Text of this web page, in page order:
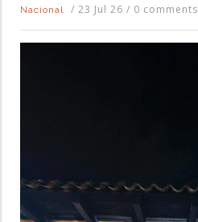
Nacional
/ 23 Jul 26 / 0 comments